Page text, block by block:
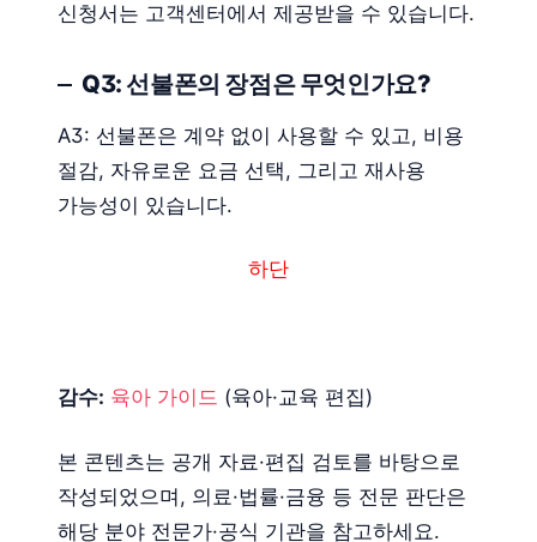
신청서는 고객센터에서 제공받을 수 있습니다.
Q3: 선불폰의 장점은 무엇인가요?
A3: 선불폰은 계약 없이 사용할 수 있고, 비용
절감, 자유로운 요금 선택, 그리고 재사용
가능성이 있습니다.
하단
감수: 육아 가이드 (육아·교육 편집)
본 콘텐츠는 공개 자료·편집 검토를 바탕으로
작성되었으며, 의료·법률·금융 등 전문 판단은
해당 분야 전문가·공식 기관을 참고하세요.